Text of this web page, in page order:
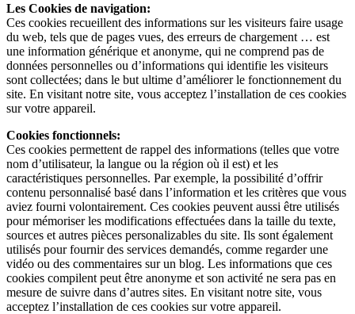
Les Cookies de navigation:
Ces cookies recueillent des informations sur les visiteurs faire usage
du web, tels que de pages vues, des erreurs de chargement … est
une information générique et anonyme, qui ne comprend pas de
données personnelles ou d’informations qui identifie les visiteurs
sont collectées; dans le but ultime d’améliorer le fonctionnement du
site. En visitant notre site, vous acceptez l’installation de ces cookies
sur votre appareil.
Cookies fonctionnels:
Ces cookies permettent de rappel des informations (telles que votre
nom d’utilisateur, la langue ou la région où il est) et les
caractéristiques personnelles. Par exemple, la possibilité d’offrir
contenu personnalisé basé dans l’information et les critères que vous
aviez fourni volontairement. Ces cookies peuvent aussi être utilisés
pour mémoriser les modifications effectuées dans la taille du texte,
sources et autres pièces personalizables du site. Ils sont également
utilisés pour fournir des services demandés, comme regarder une
vidéo ou des commentaires sur un blog. Les informations que ces
cookies compilent peut être anonyme et son activité ne sera pas en
mesure de suivre dans d’autres sites. En visitant notre site, vous
acceptez l’installation de ces cookies sur votre appareil.